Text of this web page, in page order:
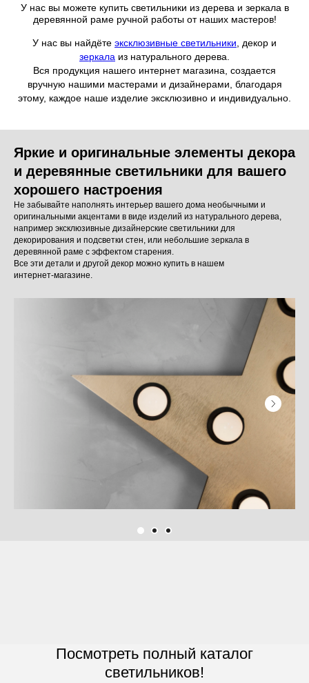
У нас вы можете купить светильники из дерева и зеркала в
деревянной раме ручной работы от наших мастеров!
У нас вы найдёте эксклюзивные светильники , декор и
зеркала из натурального дерева
Вся продукция нашего интернет магазина, создается
вручную нашими мастерами и дизайнерами, благодаря
этому, каждое наше изделие эксклюзивно и индивидуально.
Яркие и оригинальные элементы декора
и деревянные светильники для вашего
хорошего настроения
Не забывайте наполнять интерьер вашего дома необычными и
оригинальными акцентами в виде изделий из натурального дерева,
например эксклюзивные дизайнерские светильники для
декорирования и подсветки стен, или небольшие зеркала в
деревянной раме с эффектом старения.
Все эти детали и другой декор можно купить в нашем
интернет-магазине.
Посмотреть полный каталог
светильников!